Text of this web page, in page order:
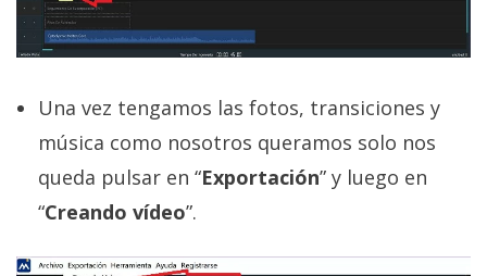
Una vez tengamos las fotos, transiciones y
música como nosotros queramos solo nos
queda pulsar en “Exportación” y luego en
“Creando vídeo”.